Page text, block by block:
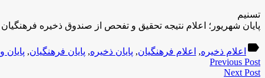
تسنیم
پایان شهریور؛ اعلام نتیجه تحقیق و تفحص از صندوق ذخیره فرهنگیان
label اعلام ذخیره, اعلام فرهنگیان, پایان ذخیره, پایان فرهنگیان, پایان و
Previous Post
Next Post